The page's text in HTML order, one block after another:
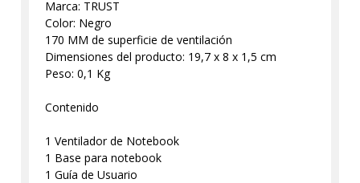
Marca: TRUST
Color: Negro
170 MM de superficie de ventilación
Dimensiones del producto: 19,7 x 8 x 1,5 cm
Peso: 0,1 Kg
Contenido
1 Ventilador de Notebook
1 Base para notebook
1 Guía de Usuario